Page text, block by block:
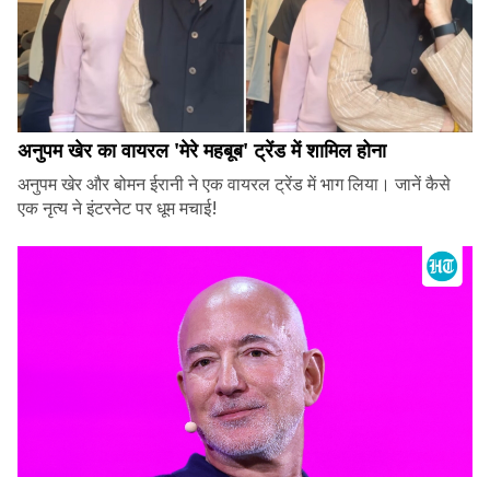
अनुपम खेर का वायरल 'मेरे महबूब' ट्रेंड में शामिल होना
अनुपम खेर और बोमन ईरानी ने एक वायरल ट्रेंड में भाग लिया। जानें कैसे
एक नृत्य ने इंटरनेट पर धूम मचाई!